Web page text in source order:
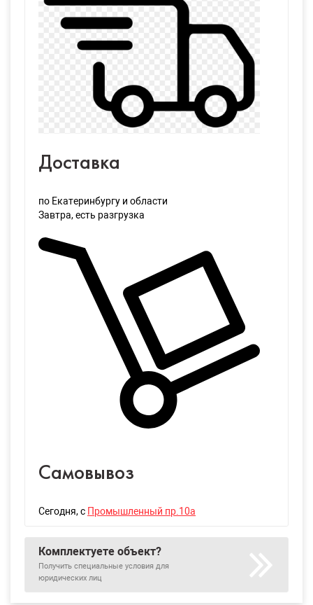
Доставка
по Екатеринбургу и области
Завтра, есть разгрузка
Самовывоз
Сегодня, с Промышленный пр.10а
Комплектуете объект?
Получить специальные условия для
юридических лиц